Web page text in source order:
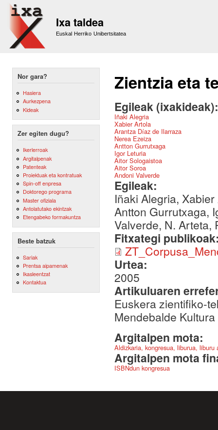
Ixa taldea
Euskal Herriko Unibertsitatea
Nor gara?
Hasiera
Aurkezpena
Kideak
Zer egiten dugu?
Ikerlerroak
Argitalpenak
Patenteak
Proiektuak eta kontratuak
Spin-off enpresa
Doktorego programa
Master ofiziala
Antolatutako ekintzak
Etengabeko formakuntza
Beste batzuk
Sariak
Prentsa aipamenak
Ikasleentzat
Kontaktua
Zientzia eta
Egileak
Iñaki Alegria
Xabier Artola
Arantza Díaz de Ilarraza
Nerea Ezeiza
Antton Gurrutxaga
Igor Leturia
Aitor Sologaistoa
Aitor Soroa
Andoni Valverde
Egileak:
Iñaki Alegria,
Antton Gurrutxaga,
Valverde, N. Arteta,
Fitxategi
Urtea:
2005
Artikuluaren
Euskera zientifiko-
Mendebalde
Argitalpen mota:
Aldizkaria, kongresua, liburua,
Argitalpen mota
ISBNdun kongresua